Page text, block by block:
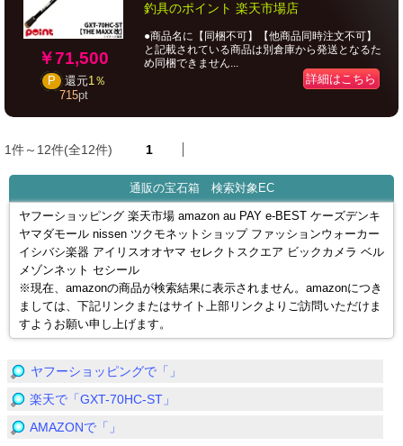
￥71,500
P 還元1％
715pt
釣具のポイント 楽天市場店
●商品名に【同梱不可】【他商品同時注文不可】
と記載されている商品は別倉庫から発送となるた
め同梱できません...
詳細はこちら
1件～12件(全12件) 1
通販の宝石箱 検索対象EC
ヤフーショッピング 楽天市場 amazon au PAY e-BEST ケーズデンキ
ヤマダモール nissen ツクモネットショップ ファッションウォーカー
イシバシ楽器 アイリスオオヤマ セレクトスクエア ビックカメラ ベル
メゾンネット セシール
※現在、amazonの商品が検索結果に表示されません。amazonにつき
ましては、下記リンクまたはサイト上部リンクよりご訪問いただけま
すようお願い申し上げます。
ヤフーショッピングで「」
楽天で「GXT-70HC-ST」
AMAZONで「」